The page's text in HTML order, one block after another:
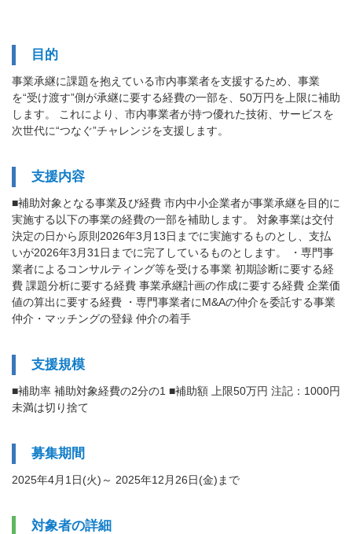
目的
事業承継に課題を抱えている市内事業者を支援するため、事業
を“受け渡す”側が承継に要する経費の一部を、50万円を上限に補助
します。 これにより、市内事業者が持つ優れた技術、サービスを
次世代に“つなぐ”チャレンジを支援します。
支援内容
■補助対象となる事業及び経費 市内中小企業者が事業承継を目的に
実施する以下の事業の経費の一部を補助します。 対象事業は交付
決定の日から原則2026年3月13日までに実施するものとし、支払
いが2026年3月31日までに完了しているものとします。 ・専門事
業者によるコンサルティング等を受ける事業 初期診断に要する経
費 課題分析に要する経費 事業承継計画の作成に要する経費 企業価
値の算出に要する経費 ・専門事業者にM&Aの仲介を委託する事業
仲介・マッチングの登録 仲介の着手
支援規模
■補助率 補助対象経費の2分の1 ■補助額 上限50万円 注記：1000円
未満は切り捨て
募集期間
2025年4月1日(火)～ 2025年12月26日(金)まで
対象者の詳細